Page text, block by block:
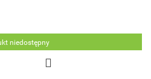
niedostępny